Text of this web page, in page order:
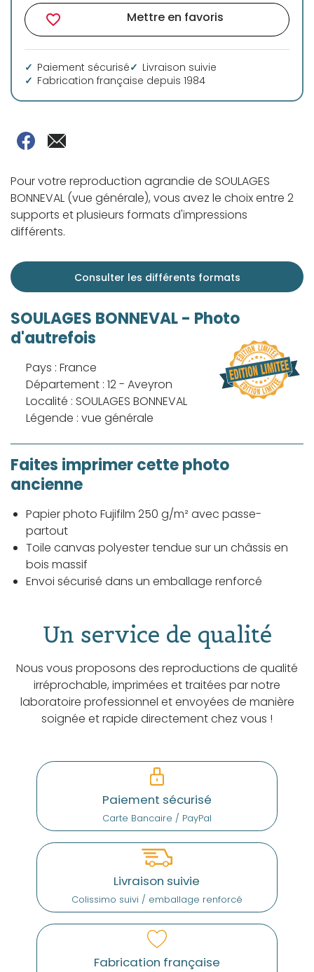
favorite_border Mettre en favoris
Paiement sécurisé
Livraison suivie
Fabrication française depuis 1984
Pour votre reproduction agrandie de SOULAGES
BONNEVAL (vue générale), vous avez le choix entre 2
supports et plusieurs formats d'impressions
différents.
Consulter les différents formats
SOULAGES BONNEVAL - Photo
d'autrefois
Pays : France
Département : 12 - Aveyron
Localité : SOULAGES BONNEVAL
Légende : vue générale
Faites imprimer cette photo
ancienne
Papier photo Fujifilm 250 g/m² avec passe-
partout
Toile canvas polyester tendue sur un châssis en
bois massif
Envoi sécurisé dans un emballage renforcé
Un service de qualité
Nous vous proposons des reproductions de qualité
irréprochable, imprimées et traitées par notre
laboratoire professionnel et envoyées de manière
soignée et rapide directement chez vous !
Paiement sécurisé
Carte Bancaire / PayPal
Livraison suivie
Colissimo suivi / emballage renforcé
Fabrication française